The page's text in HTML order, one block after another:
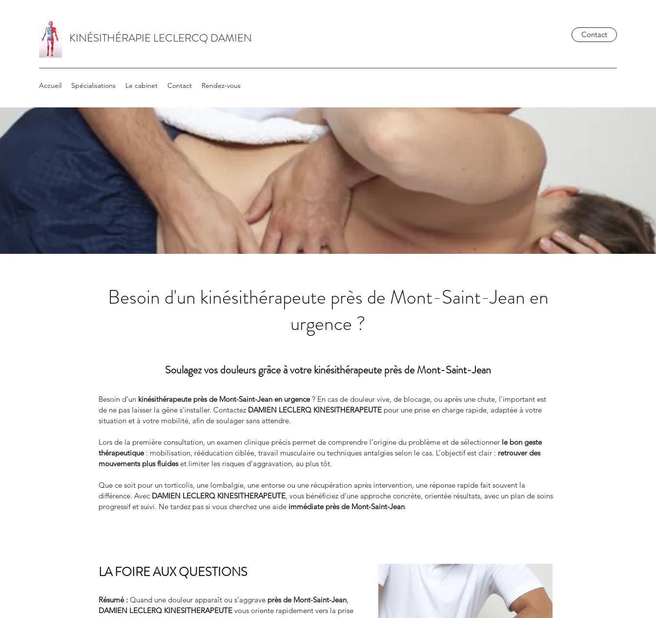
KINÉSITHÉRAPIE LECLERCQ DAMIEN Contact
Accueil Spécialisations Le cabinet Contact Rendez-vous
Besoin d'un kinésithérapeute près de Mont-Saint-Jean en
urgence ?
Soulagez vos douleurs grâce à votre kinésithérapeute près de Mont-Saint-Jean
Besoin d’un kinésithérapeute près de Mont-Saint-Jean en urgence ? En cas de douleur vive, de blocage, ou après une chute, l’important est
de ne pas laisser la gêne s’installer. Contactez DAMIEN LECLERQ KINESITHERAPEUTE pour une prise en charge rapide, adaptée à votre
situation et à votre mobilité, afin de soulager sans attendre.
Lors de la première consultation, un examen clinique précis permet de comprendre l’origine du problème et de sélectionner le bon geste
thérapeutique : mobilisation, rééducation ciblée, travail musculaire ou techniques antalgies selon le cas. L’objectif est clair : retrouver des
mouvements plus fluides et limiter les risques d’aggravation, au plus tôt.
Que ce soit pour un torticolis, une lombalgie, une entorse ou une récupération après intervention, une réponse rapide fait souvent la
différence. Avec DAMIEN LECLERQ KINESITHERAPEUTE, vous bénéficiez d’une approche concrète, orientée résultats, avec un plan de soins
progressif et suivi. Ne tardez pas si vous cherchez une aide immédiate près de Mont-Saint-Jean.
LA FOIRE AUX QUESTIONS
Résumé : Quand une douleur apparaît ou s’aggrave près de Mont-Saint-Jean,
DAMIEN LECLERQ KINESITHERAPEUTE vous oriente rapidement vers la prise